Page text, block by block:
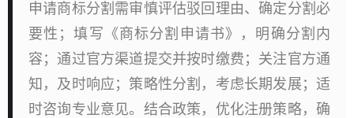
申请商标分割需审慎评估驳回理由、确定分割必
要性；填写《商标分割申请书》，明确分割内
容；通过官方渠道提交并按时缴费；关注官方通
知，及时响应；策略性分割，考虑长期发展；适
时咨询专业意见。结合政策，优化注册策略，确